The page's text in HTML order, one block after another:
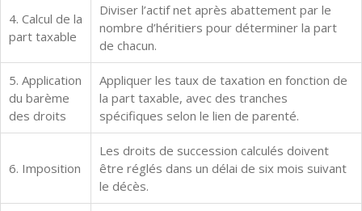
4. Calcul de la
part taxable
Diviser l’actif net après abattement par le
nombre d’héritiers pour déterminer la part
de chacun.
5. Application
du barème
des droits
Appliquer les taux de taxation en fonction de
la part taxable, avec des tranches
spécifiques selon le lien de parenté.
6. Imposition
Les droits de succession calculés doivent
être réglés dans un délai de six mois suivant
le décès.